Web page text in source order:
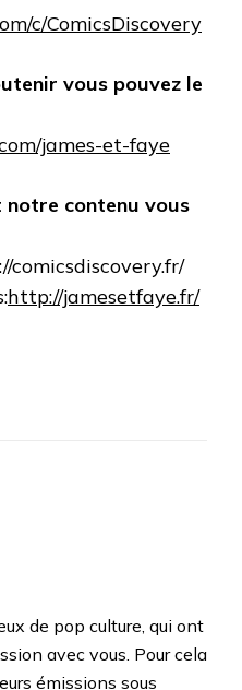
c/ComicsDiscovery
vous pouvez le
james-et-faye
contenu vous
comicsdiscovery.fr/
http://jamesetfaye.fr/
de pop culture, qui ont
avec vous. Pour cela
émissions sous